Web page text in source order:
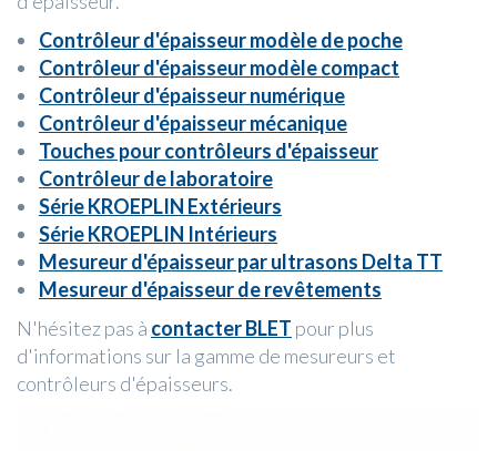
Contrôleur d'épaisseur modèle de poche
Contrôleur d'épaisseur modèle compact
Contrôleur d'épaisseur numérique
Contrôleur d'épaisseur mécanique
Touches pour contrôleurs d'épaisseur
Contrôleur de laboratoire
Série KROEPLIN Extérieurs
Série KROEPLIN Intérieurs
Mesureur d'épaisseur par ultrasons Delta TT
Mesureur d'épaisseur de revêtements
N'hésitez pas à contacter BLET pour plus
d'informations sur la gamme de mesureurs et
contrôleurs d'épaisseurs.